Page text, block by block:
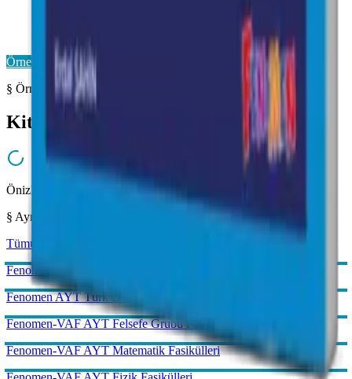
Örnek Sayfaları Aç
§ Örnek Sayfalar
Kitabı yakından inceleyin
Önizleme hazırlanıyor...
§ Aynı Kategoriden
Tümünü gör →